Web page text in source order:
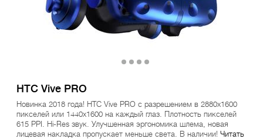
HTC Vive PRO
Новинка 2018 года! HTC Vive PRO с разрешением в 2880x1600
пикселей или 1440х1600 на каждый глаз. Плотность пикселей
615 PPI. Hi-Res звук. Улучшенная эргономика шлема, новая
лицевая накладка пропускает меньше света. В наличии!Читать